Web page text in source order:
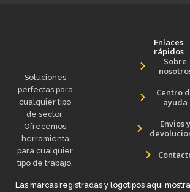
Soluciones
perfectas para
cualquier tipo
de sector.
Ofrecemos
herramienta
para cualquier
tipo de trabajo.
Enlaces
rápidos
Sobre
Centro
ayuda
Envios y
Las marcas registradas y logotipos aquí